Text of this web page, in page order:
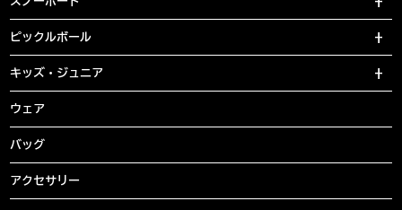
ピックルボール
キッズ・ジュニア
ウェア
バッグ
アクセサリー